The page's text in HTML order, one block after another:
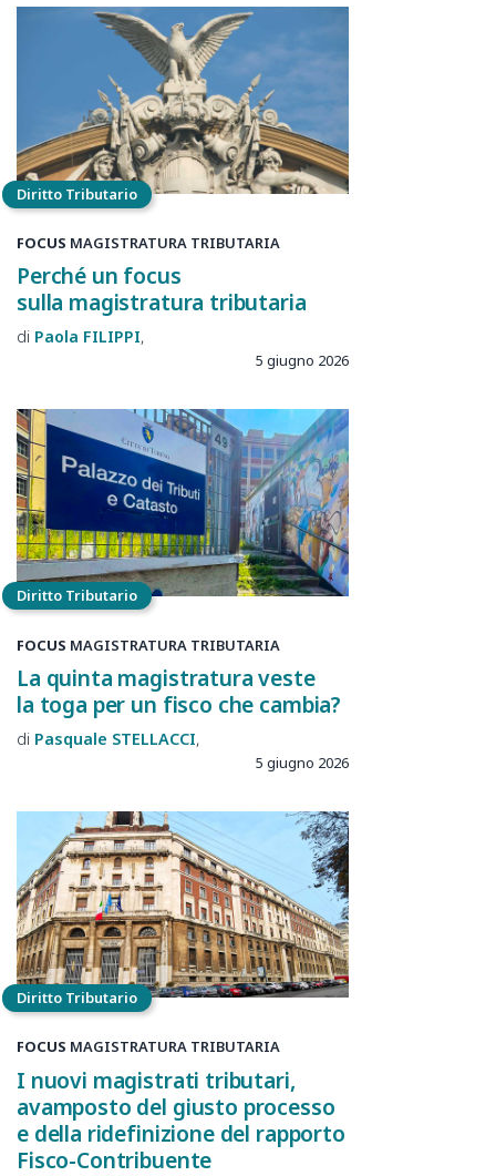
Diritto Tributario
FOCUS MAGISTRATURA TRIBUTARIA
Perché un focus
sulla magistratura tributaria
Paola FILIPPI
5 giugno 2026
Diritto Tributario
FOCUS MAGISTRATURA TRIBUTARIA
La quinta magistratura veste
la toga per un fisco che cambia?
Pasquale STELLACCI
5 giugno 2026
Diritto Tributario
FOCUS MAGISTRATURA TRIBUTARIA
I nuovi magistrati tributari,
avamposto del giusto processo
e della ridefinizione del rapporto
Fisco-Contribuente